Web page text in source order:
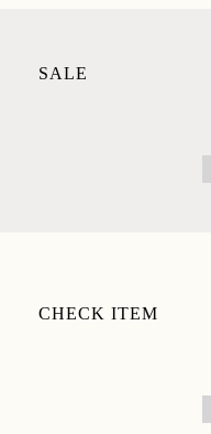
SALE
CHECK ITEM